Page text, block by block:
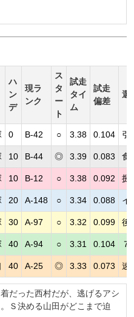
ハ
ン
デ
現ラ
ンク
ス
タ
ー
ト
試走
タイ
ム
試走
偏差
選
0 B-42 ○ 3.38 0.104 引
10 B-44 ◎ 3.39 0.083 食
10 B-12 ○ 3.38 0.092 捌
20 A-148 ○ 3.34 0.088 イ
30 A-97 ○ 3.32 0.099 後
40 A-94 ○ 3.31 0.104
40 A-25 ◎ 3.33 0.073 速
だった西村だが、逃げるアシ
Ｓ決める山田がどこまで迫